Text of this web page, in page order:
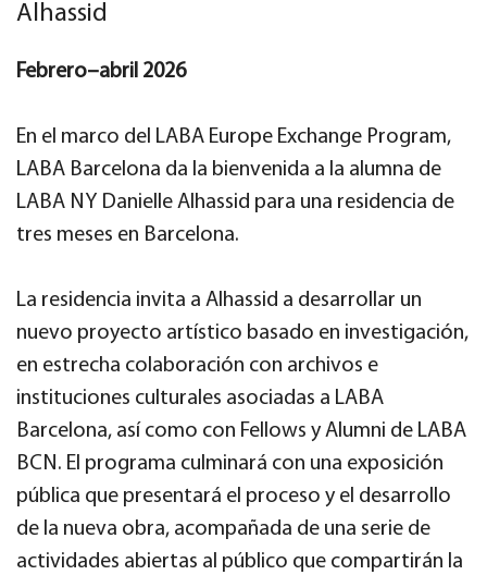
Alhassid
Febrero–abril 2026
En el marco del LABA Europe Exchange Program,
LABA Barcelona da la bienvenida a la alumna de
LABA NY Danielle Alhassid para una residencia de
tres meses en Barcelona.
La residencia invita a Alhassid a desarrollar un
nuevo proyecto artístico basado en investigación,
en estrecha colaboración con archivos e
instituciones culturales asociadas a LABA
Barcelona, así como con Fellows y Alumni de LABA
BCN. El programa culminará con una exposición
pública que presentará el proceso y el desarrollo
de la nueva obra, acompañada de una serie de
actividades abiertas al público que compartirán la